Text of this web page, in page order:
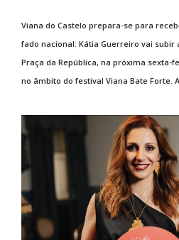
Viana do Castelo prepara-se para
fado nacional: Kátia Guerreiro vai subir
Praça da República, na próxima sexta-
no âmbito do festival Viana Bate Forte.